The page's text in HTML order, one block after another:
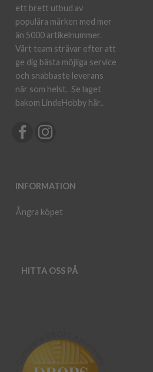
ett brett utbud av
populära märken med mer
än 5000 artikelnummer.
Vårt team strävar efter att
ge dig bästa möjliga service
och snabbaste leverans
när som helst. Se laget
bakom LindeHobby här..
INFORMATION
Ångra köpet
HITTA OSS PÅ